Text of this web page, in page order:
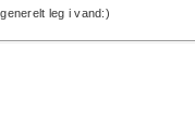
leg i vand:)